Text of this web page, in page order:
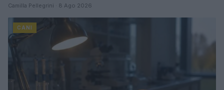
Camilla Pellegrini · 8 Ago 2026
CANI